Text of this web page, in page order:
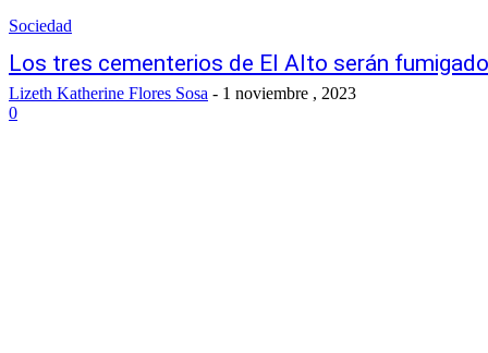
Sociedad
Los tres cementerios de El Alto serán
Lizeth Katherine Flores Sosa - 1 noviembre , 2023
0